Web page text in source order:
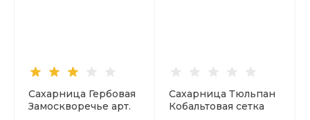
Сахарница Гербовая
Замоскворечье арт.
Сахарница Тюльпан
Кобальтовая сетка